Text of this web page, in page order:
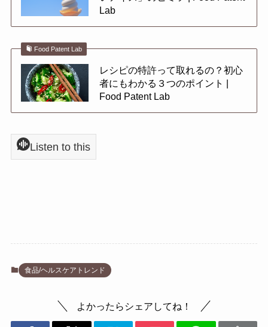
Lab
Food Patent Lab
レシピの特許って取れるの？初心
者にもわかる３つのポイント |
Food Patent Lab
Listen to this
食品/ヘルスケアトレンド
よかったらシェアしてね！